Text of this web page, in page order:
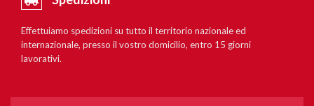
Effettuiamo spedizioni su tutto il territorio nazionale ed
internazionale, presso il vostro domicilio, entro 15 giorni
lavorativi.